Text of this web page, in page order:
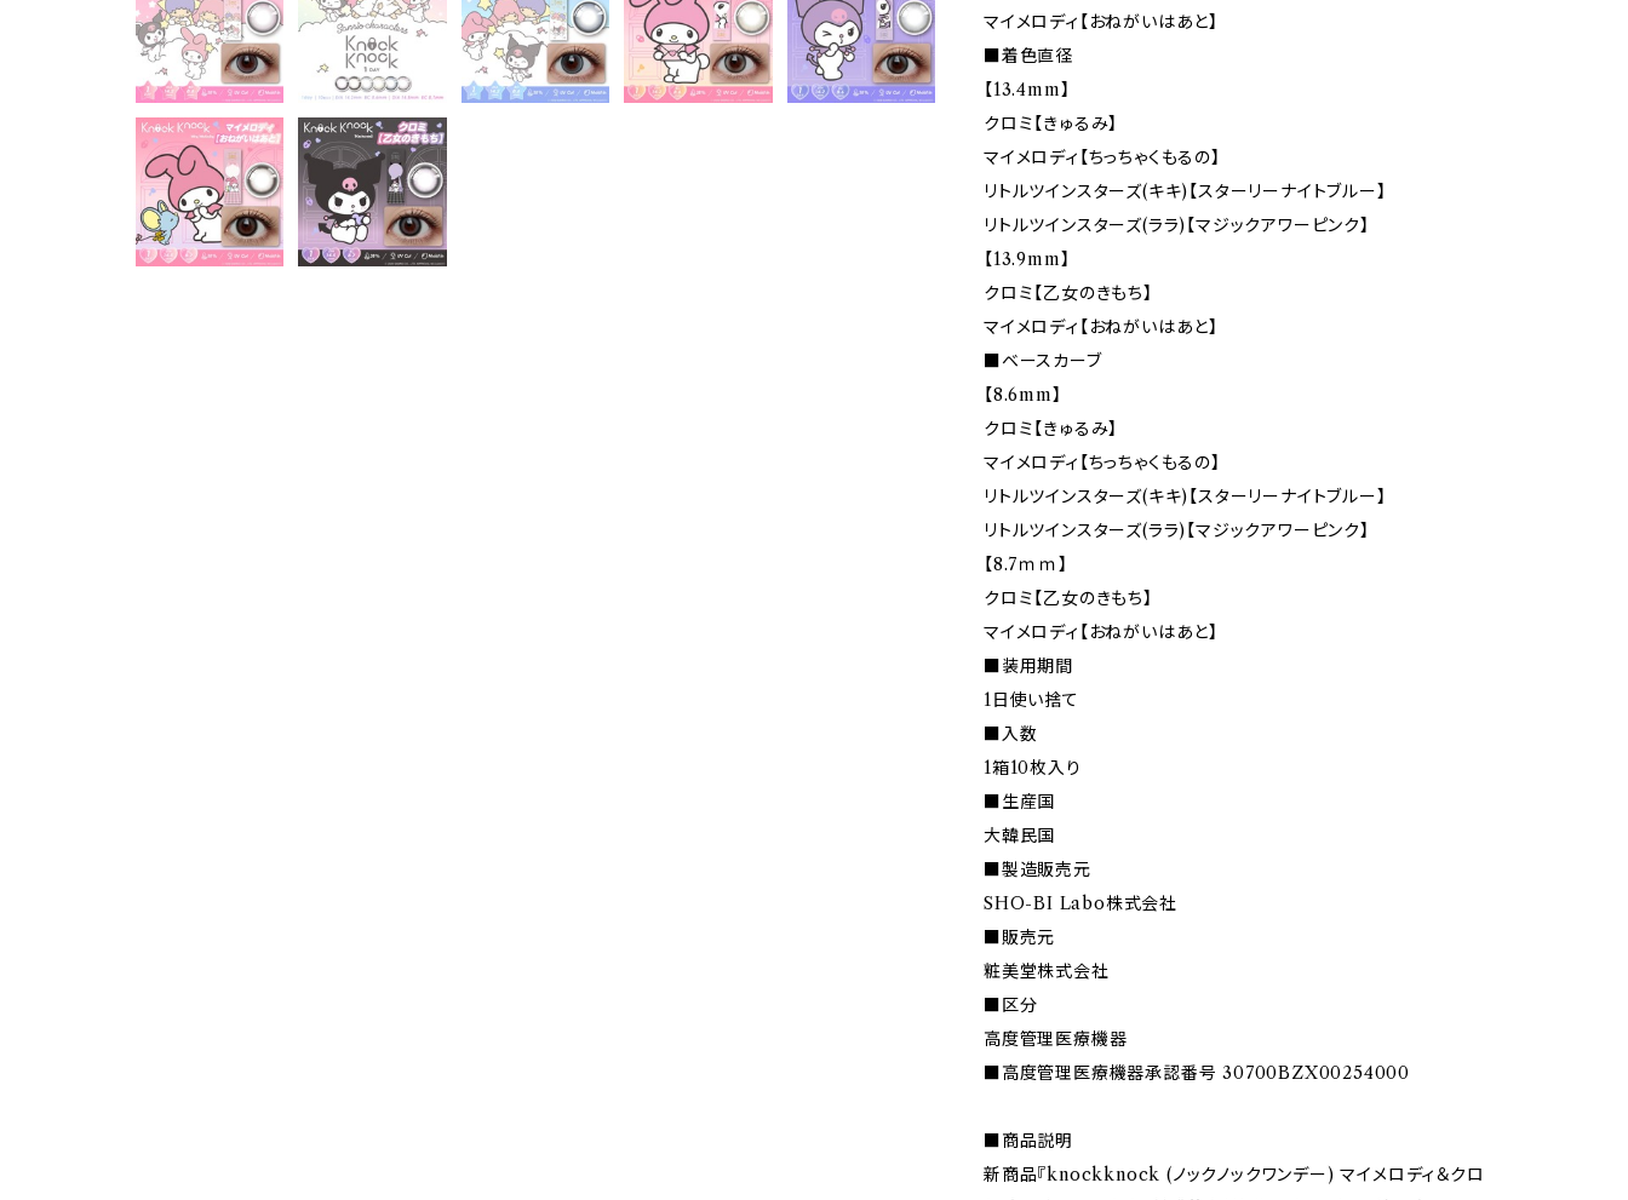
マイメロディ【おねがいはあと】
■着色直径
【13.4mm】
クロミ【きゅるみ】
マイメロディ【ちっちゃくもるの】
リトルツインスターズ(キキ)【スターリーナイトブルー】
リトルツインスターズ(ララ)【マジックアワーピンク】
【13.9mm】
クロミ【乙女のきもち】
マイメロディ【おねがいはあと】
■ベースカーブ
【8.6mm】
クロミ【きゅるみ】
マイメロディ【ちっちゃくもるの】
リトルツインスターズ(キキ)【スターリーナイトブルー】
リトルツインスターズ(ララ)【マジックアワーピンク】
【8.7ｍｍ】
クロミ【乙女のきもち】
マイメロディ【おねがいはあと】
■装用期間
1日使い捨て
■入数
1箱10枚入り
■生産国
大韓民国
■製造販売元
SHO-BI Labo株式会社
■販売元
粧美堂株式会社
■区分
高度管理医療機器
■高度管理医療機器承認番号 30700BZX00254000
■商品説明
新商品『knockknock (ノックノックワンデー) マイメロディ＆クロ